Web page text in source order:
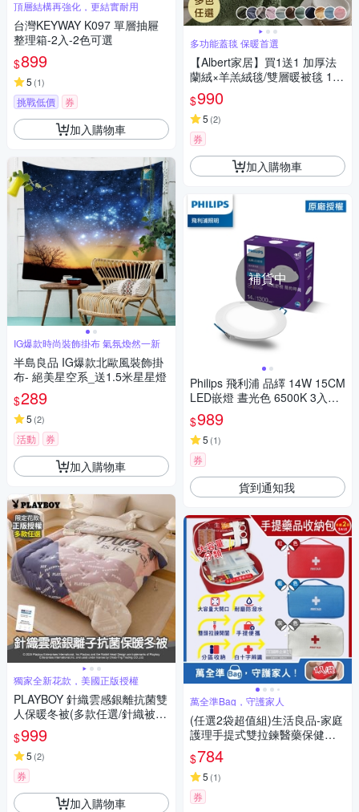
頂層結構再強化，更結實耐用
台灣KEYWAY K097 單層抽屜
整理箱-2入-2色可選
$899
5 (1)
挑戰低價 券
加入購物車
IG爆款時尚裝飾掛布 氣氛煥然一新
半島良品 IG爆款北歐風裝飾掛
布- 絕美星空系_送1.5米星星燈
$289
5 (2)
活動 券
加入購物車
獨家全新花款，美國正版授權
PLAYBOY 針織雲感銀離抗菌雙
人保暖冬被(多款任選/針織被/
保暖被/抗菌被)
$999
5 (2)
券
加入購物車
多功能蓋毯 保暖首選
【Albert家居】買1送1 加厚法
蘭絨×羊羔絨毯/雙層暖被毯 150
×200cm 多色任選 (第2件備註
花色,未備註隨機出)
$990
5 (2)
券
加入購物車
補貨中
Philips 飛利浦 品繹 14W 15CM
LED嵌燈 晝光色 6500K 3入組
(PK036)
$989
5 (1)
券
貨到通知我
萬全準Bag，守護家人
(任選2袋超值組)生活良品-家庭
護理手提式雙拉鍊醫藥保健品
大容量分類收納包1入/袋(居家
用應急常備藥品包,車用旅行戶
外防災防疫急救箱,本品不含醫
療用品)
$784
5 (1)
券